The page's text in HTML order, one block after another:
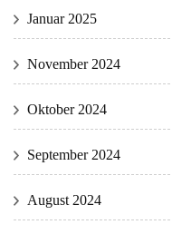
Januar 2025
November 2024
Oktober 2024
September 2024
August 2024